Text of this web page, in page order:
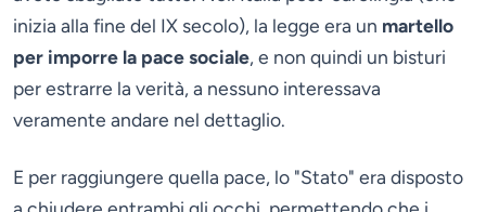
inizia alla fine del IX secolo), la legge era un martello
per imporre la pace sociale, e non quindi un bisturi
per estrarre la verità, a nessuno interessava
veramente andare nel dettaglio.
E per raggiungere quella pace, lo "Stato" era disposto